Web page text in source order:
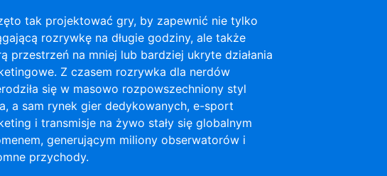
tak projektować gry, by zapewnić nie tylko
rozrywkę na długie godziny, ale także
przestrzeń na mniej lub bardziej ukryte działania
Z czasem rozrywka dla nerdów
się w masowo rozpowszechniony styl
a sam rynek gier dedykowanych, e-sport
i transmisje na żywo stały się globalnym
generującym miliony obserwatorów i
przychody.